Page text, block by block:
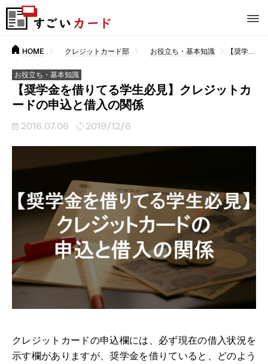
HOME クレジットカード部 お役立ち・基本知識 【奨学金を借りてる学生必見】クレジットカードの申込と借入の関係
お役立ち・基本知識
【奨学金を借りてる学生必見】クレジットカ
ードの申込と借入の関係
2016.07.06 2019/12/6
クレジットカードの申込欄には、必ず現在の借入状況を
示す欄がありますが、奨学金を借りていると、どのよう